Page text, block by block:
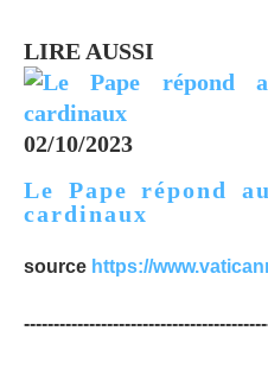
LIRE AUSSI
02/10/2023
Le Pape répond
cardinaux
source https://